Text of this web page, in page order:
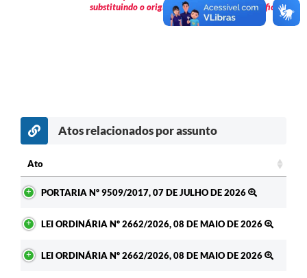
substituindo o original publicado em Diário Oficial.
Atos relacionados por assunto
Ato
PORTARIA Nº 9509/2017, 07 DE JULHO DE 2026
LEI ORDINÁRIA Nº 2662/2026, 08 DE MAIO DE 2026
LEI ORDINÁRIA Nº 2662/2026, 08 DE MAIO DE 2026